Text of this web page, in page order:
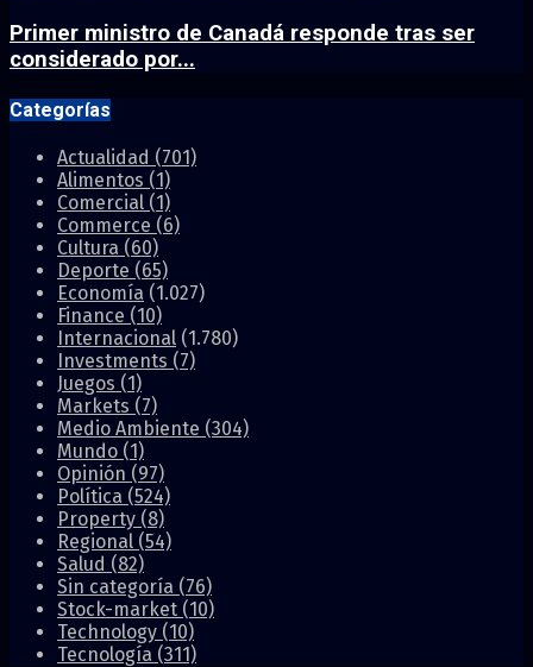
Primer ministro de Canadá responde tras ser
considerado por...
Categorías
Actualidad (701)
Alimentos (1)
Comercial (1)
Commerce (6)
Cultura (60)
Deporte (65)
Economía (1.027)
Finance (10)
Internacional (1.780)
Investments (7)
Juegos (1)
Markets (7)
Medio Ambiente (304)
Mundo (1)
Opinión (97)
Política (524)
Property (8)
Regional (54)
Salud (82)
Sin categoría (76)
Stock-market (10)
Technology (10)
Tecnología (311)